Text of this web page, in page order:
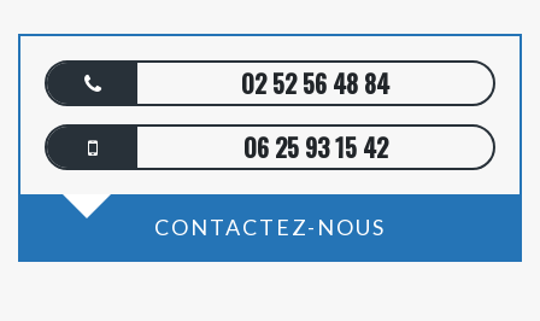
02 52 56 48 84
06 25 93 15 42
CONTACTEZ-NOUS